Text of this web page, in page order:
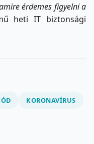
érdemes figyelni a
heti IT biztonsági
KORONAVÍRUS